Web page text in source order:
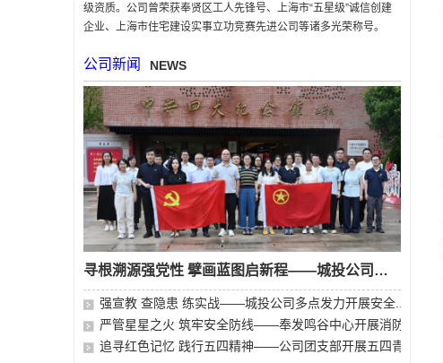
级资质。公司曾荣获奉贤区工人先锋号、上海市“五星级”诚信创建
企业、上海市住宅建设实事立功竞赛先进公司等诸多光荣称号。
公司新闻 NEWS
寻根溯源强党性 擘画蓝图启新程——城投公司开展6月...
强宣教 查隐患 练实战——城投公司多点发力开展安全...
严管星星之火 筑牢安全防线——奉发鸣谷中心开展消防...
追寻红色记忆 践行五四精神——公司团支部开展五四青...